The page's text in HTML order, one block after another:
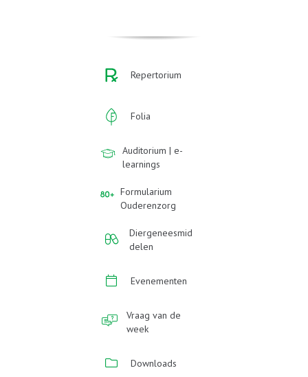
Repertorium
Folia
Auditorium | e-
learnings
Formularium
Ouderenzorg
Diergeneesmid
delen
Evenementen
Vraag van de
week
Downloads